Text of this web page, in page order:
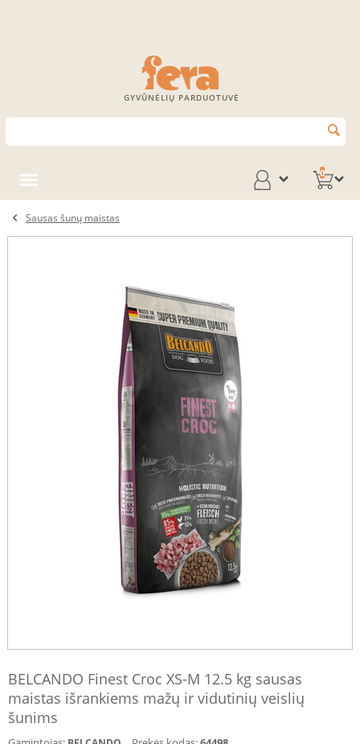
GYVŪNĖLIŲ PARDUOTUVĖ
0
Sausas šunų maistas
BELCANDO Finest Croc XS-M 12.5 kg sausas
maistas išrankiems mažų ir vidutinių veislių
šunims